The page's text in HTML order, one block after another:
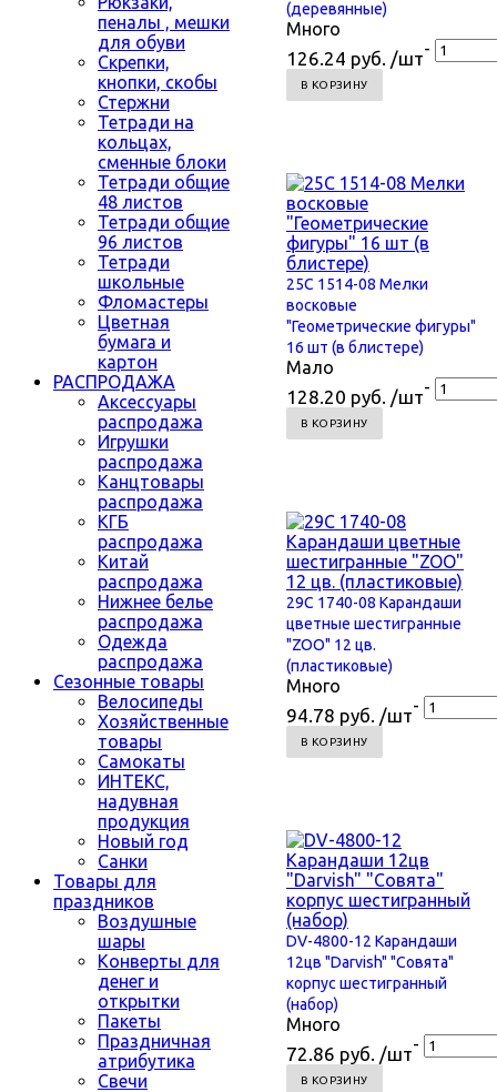
пеналы , мешки
для обуви
Скрепки,
кнопки, скобы
Стержни
Тетради на
кольцах,
сменные блоки
Тетради общие
48 листов
Тетради общие
96 листов
Тетради
школьные
Фломастеры
Цветная
бумага и
картон
РАСПРОДАЖА
Аксессуары
распродажа
Игрушки
распродажа
Канцтовары
распродажа
КГБ
распродажа
Китай
распродажа
Нижнее белье
распродажа
Одежда
распродажа
Сезонные товары
Велосипеды
Хозяйственные
товары
Самокаты
ИНТЕКС,
надувная
продукция
Новый год
Санки
Товары для
праздников
Воздушные
шары
Конверты для
денег и
открытки
Пакеты
Праздничная
атрибутика
Свечи
(деревянные)
Много
126.24 руб. /шт-
В КОРЗИНУ
25С 1514-08 Мелки
восковые
"Геометрические фигуры"
16 шт (в блистере)
Мало
128.20 руб. /шт-
В КОРЗИНУ
29С 1740-08 Карандаши
цветные шестигранные
"ZOO" 12 цв.
(пластиковые)
Много
94.78 руб. /шт-
В КОРЗИНУ
DV-4800-12 Карандаши
12цв "Darvish" "Совята"
корпус шестигранный
(набор)
Много
72.86 руб. /шт-
В КОРЗИНУ